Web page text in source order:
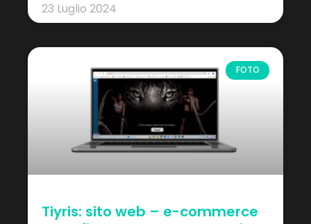
23 Luglio 2024
FOTO
Tiyris: sito web – e-commerce